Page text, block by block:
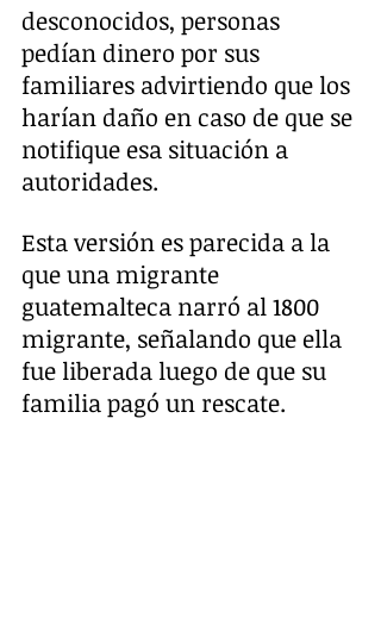
desconocidos, personas
pedían dinero por sus
familiares advirtiendo que los
harían daño en caso de que se
notifique esa situación a
autoridades.
Esta versión es parecida a la
que una migrante
guatemalteca narró al 1800
migrante, señalando que ella
fue liberada luego de que su
familia pagó un rescate.